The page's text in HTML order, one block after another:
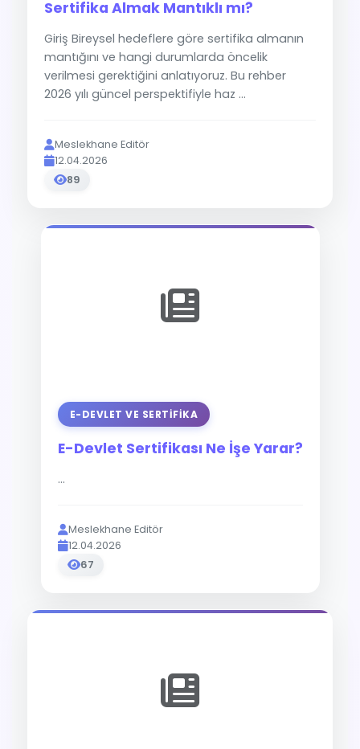
Sertifika Almak Mantıklı mı?
Giriş Bireysel hedeflere göre sertifika almanın
mantığını ve hangi durumlarda öncelik
verilmesi gerektiğini anlatıyoruz. Bu rehber
2026 yılı güncel perspektifiyle haz ...
Meslekhane Editör
12.04.2026
89
E-DEVLET VE SERTIFIKA
E-Devlet Sertifikası Ne İşe Yarar?
...
Meslekhane Editör
12.04.2026
67